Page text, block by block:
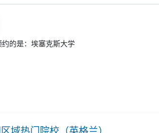
的是：埃塞克斯大学